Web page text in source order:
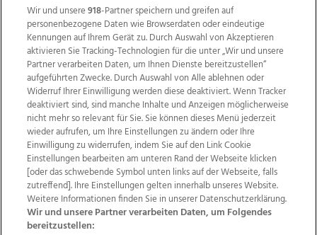
Wir über uns Mediadaten Kontakt
Jobs
Datenschutz
Impressum
AGB Anzeigekunden
AGB Website
Ehrenkodex Politische Werbung
Wir und unsere918-Partner speichern und greifen auf
personenbezogene Daten wie Browserdaten oder eindeutige
Kennungen auf Ihrem Gerät zu. Durch Auswahl von Akzeptieren
aktivieren Sie Tracking-Technologien für die unter „Wir und unsere
Partner verarbeiten Daten, um Ihnen Dienste bereitzustellen“
aufgeführten Zwecke. Durch Auswahl von Alle ablehnen oder
Widerruf Ihrer Einwilligung werden diese deaktiviert. Wenn Tracker
deaktiviert sind, sind manche Inhalte und Anzeigen möglicherweise
nicht mehr so relevant für Sie. Sie können dieses Menü jederzeit
wieder aufrufen, um Ihre Einstellungen zu ändern oder Ihre
Einwilligung zu widerrufen, indem Sie auf den Link Cookie
Einstellungen bearbeiten am unteren Rand der Webseite klicken
[oder das schwebende Symbol unten links auf der Webseite, falls
zutreffend]. Ihre Einstellungen gelten innerhalb unseres Website.
Weitere Informationen finden Sie in unserer Datenschutzerklärung.
Wir und unsere Partner verarbeiten Daten, um Folgendes
bereitzustellen: